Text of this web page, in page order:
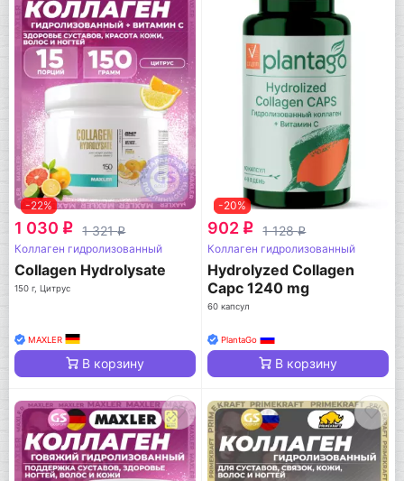
-22%
1 030 q 1 321q
Коллаген гидролизованный
Collagen Hydrolysate
150 г, Цитрус
MAXLER
В корзину
-20%
902 q 1 128q
Коллаген гидролизованный
Hydrolyzed Collagen
Capc 1240 mg
60 капсул
PlantaGo
В корзину